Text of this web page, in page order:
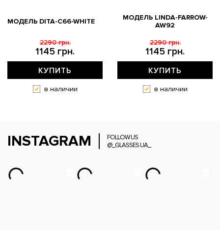
МОДЕЛЬ DITA-C66-WHITE
1145 грн.
2290 грн.
КУПИТЬ
в наличии
МОДЕЛЬ LINDA-FARROW-
AW92
1145 грн.
2290 грн.
КУПИТЬ
в наличии
INSTAGRAM
FOLLOW US
@_GLASSES.UA_